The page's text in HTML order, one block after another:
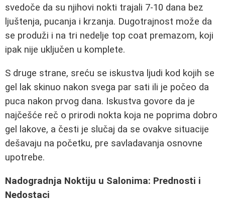
svedoče da su njihovi nokti trajali 7-10 dana bez
ljuštenja, pucanja i krzanja. Dugotrajnost može da
se produži i na tri nedelje top coat premazom, koji
ipak nije uključen u komplete.
S druge strane, sreću se iskustva ljudi kod kojih se
gel lak skinuo nakon svega par sati ili je počeo da
puca nakon prvog dana. Iskustva govore da je
najčešće reč o prirodi nokta koja ne poprima dobro
gel lakove, a česti je slučaj da se ovakve situacije
dešavaju na početku, pre savladavanja osnovne
upotrebe.
Nadogradnja Noktiju u Salonima: Prednosti i
Nedostaci